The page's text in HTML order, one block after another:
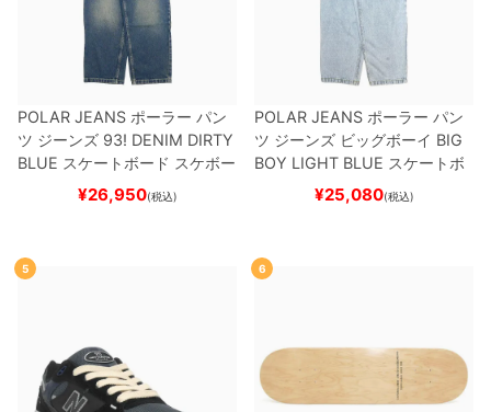
POLAR JEANS ポーラー パン
ツ ジーンズ 93! DENIM DIRTY
BLUE スケートボード スケボー
¥26,950(税込)
POLAR JEANS ポーラー パン
ツ ジーンズ ビッグボーイ BIG
BOY LIGHT BLUE スケートボ
ード スケボー
¥25,080(税込)
5 6